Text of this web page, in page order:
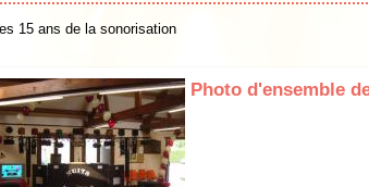
15 ans de la sonorisation
Photo d'ensemble